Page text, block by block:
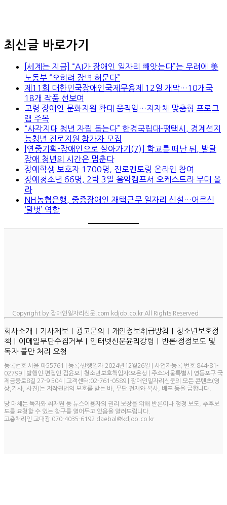
최신글 바로가기
[세계는 지금] “AI가 장애인 일자리 빼앗는다”는 우려에 美
노동부 “오히려 장벽 허문다”
제11회 대한민국장애인국제무용제 12일 개막…10개국
18개 작품 선보여
고령 장애인 문화지원 확대 움직임…지자체 맞춤형 프로그
램 주목
“사각지대 청년 자립 돕는다” 한경국립대-평택시, 경계선지
능청년 진로지원 참가자 모집
[연중기획-장애인으로 살아가기(7)] 학교를 떠난 뒤, 발달
장애 청년의 시간은 멈춘다
장애학생 보호자 1700명, 진로멘토링 온라인 참여
장애청소년 66명, 2박 3일 음악캠프서 오케스트라 무대 올
라
NH농협은행, 중증장애인 재택근무 일자리 신설…어르신
‘말벗’ 역할
Copyright by 장애인일자리신문.com kdjob.co.kr All Rights Reserved
회사소개 ㅣ 기사제보 ㅣ 광고문의 ㅣ 개인정보취급방침 ㅣ 청소년보호정
책 ㅣ 이메일무단수집거부 ㅣ 인터넷신문윤리강령 ㅣ 반론·정정보도 및
독자 불만 처리 요청
등록번호:서울 아55761 | 등록·발행일자:2024년12월26일 | 사업자등록 번호:844-81-
02799 | 발행인·편집인:김윤오 | 청소년보호책임자:오은성 | 주소:서울특별시 영등포구 국
제금융로8길 27-9 504 | 고객센터:02-761-0589 | 장애인일자리신문의 모든 콘텐츠(영
상,기사, 사진)는 저작권법의 보호를 받는 바, 무단 전재와 복사, 배포 등을 금합니다.
당 매체는 독자와 취재원 등 뉴스이용자의 권리 보장을 위해 반론이나 정정 보도, 추후보
도를 요청할 수 있는 창구를 열어두고 있음을 알려드립니다.
고충처리인 고대광 070-4035-6192 daebal@kdjob.co.kr